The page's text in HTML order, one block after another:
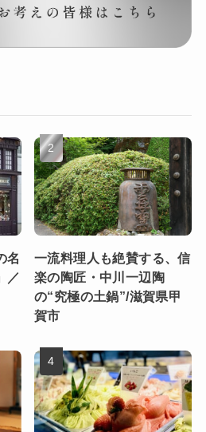
名
／
一流料理人も絶賛する、信
楽の陶匠・中川一辺陶
の“究極の土鍋”/滋賀県甲
賀市